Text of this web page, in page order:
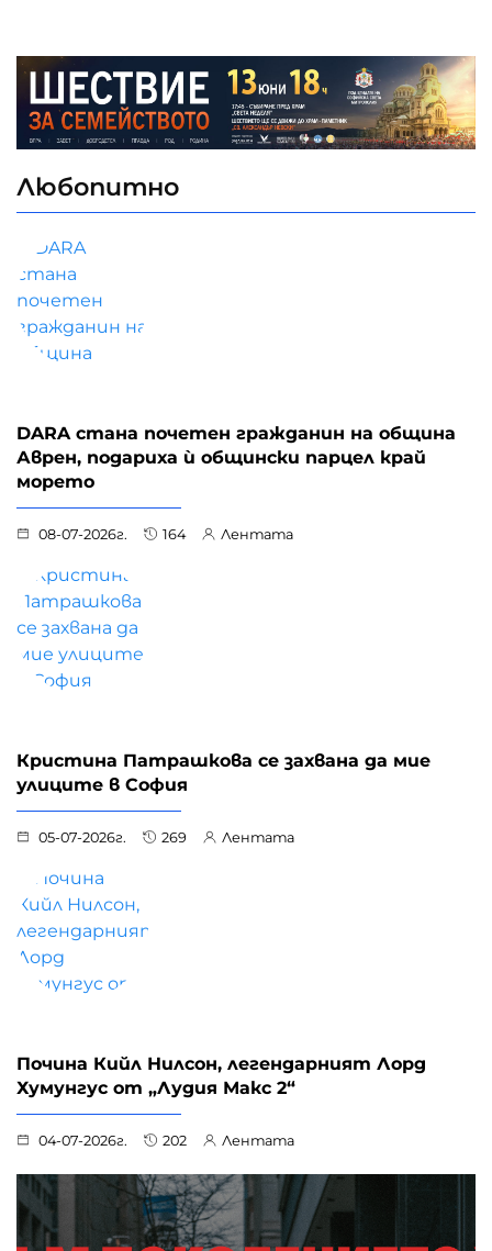
Любопитно
DARA стана почетен гражданин на община
Аврен, подариха ѝ общински парцел край
морето
08-07-2026г. 164 Лентата
Кристина Патрашкова се захвана да мие
улиците в София
05-07-2026г. 269 Лентата
Почина Кийл Нилсон, легендарният Лорд
Хумунгус от „Лудия Макс 2“
04-07-2026г. 202 Лентата